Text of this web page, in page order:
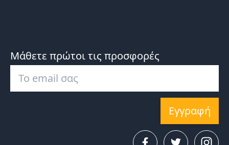
Μάθετε πρώτοι τις προσφορές
Εγγραφή